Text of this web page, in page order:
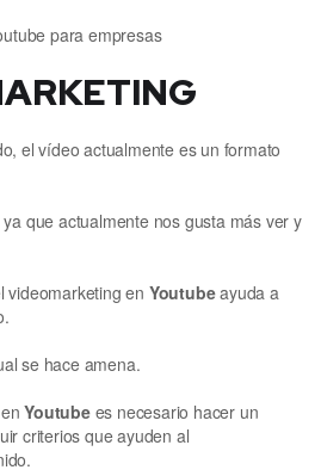
el vídeo actualmente es un formato
que actualmente nos gusta más ver y
videomarketing en Youtubeayuda a
se hace amena.
enYoutubees necesario hacer un
criterios que ayuden al